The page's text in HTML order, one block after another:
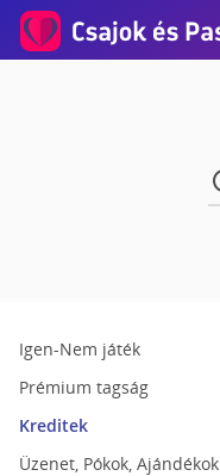
Igen-Nem játék
Prémium tagság
Kreditek
Üzenet, Pókok, Ajándékok